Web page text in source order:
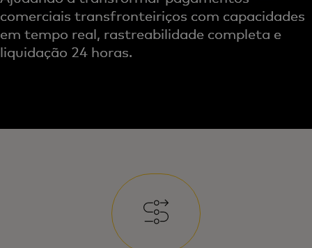
comerciais transfronteiriços com capacidades
em tempo real, rastreabilidade completa e
liquidação 24 horas.